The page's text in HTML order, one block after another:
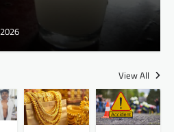
View All